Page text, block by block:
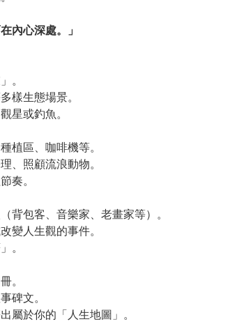
內心深處。」
。
樣生態場景。
星或釣魚。
植區、咖啡機等。
、照顧流浪動物。
奏。
背包客、音樂家、老畫家等）。
變人生觀的事件。
。
。
碑文。
屬於你的「人生地圖」。